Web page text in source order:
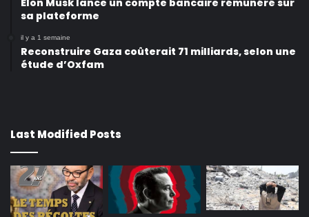
sa plateforme
il y a 1 semaine
Reconstruire Gaza coûterait 71 milliards, selon une
étude d’Oxfam
Last Modified Posts